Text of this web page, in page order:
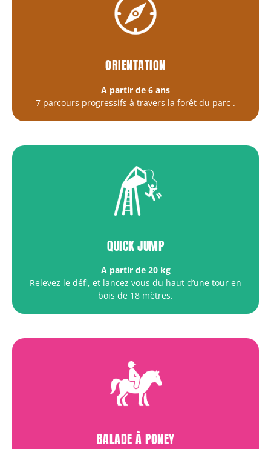
ORIENTATION
A partir de 6 ans
7 parcours progressifs à travers la forêt du parc .
QUICK JUMP
A partir de 20 kg
Relevez le défi, et lancez vous du haut d’une tour en
bois de 18 mètres.
BALADE À PONEY